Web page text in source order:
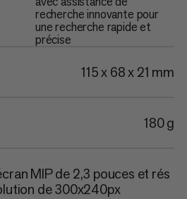
recherche innovante pour
une recherche rapide et
précise
115 x 68 x 21 mm
180 g
MIP de 2,3 pouces et rés
de 300x240px